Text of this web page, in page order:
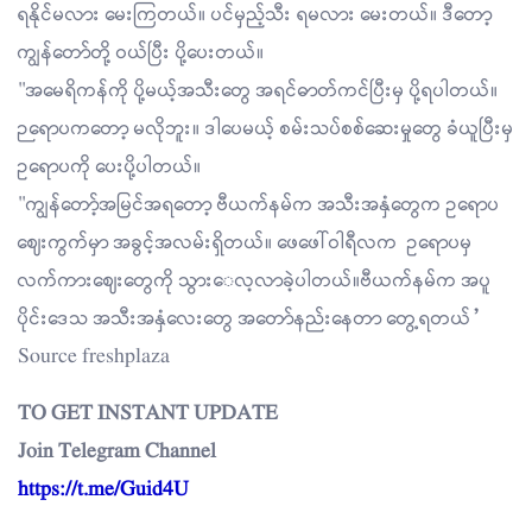
ရနိုင်မလား မေးကြတယ်။ ပင်မှည့်သီး ရမလား မေးတယ်။ ဒီတော့
ကျွန်တော်တို့ ဝယ်ပြီး ပို့ပေးတယ်။
"အမေရိကန်ကို ပို့မယ့်အသီးတွေ အရင်ဓာတ်ကင်ပြီးမှ ပို့ရပါတယ်။
ဉရောပကတော့ မလိုဘူး။ ဒါပေမယ့် စမ်းသပ်စစ်ဆေးမှုတွေ ခံယူပြီးမှ
ဥရောပကို ပေးပို့ပါတယ်။
"ကျွန်တော့်အမြင်အရတော့ ဗီယက်နမ်က အသီးအနှံတွေက ဥရောပ
ဈေးကွက်မှာ အခွင့်အလမ်းရှိတယ်။ ဖေဖေါ်ဝါရီလက ဥရောပမှ
လက်ကားဈေးတွေကို သွား‌ေလ့လာခဲ့ပါတယ်။ဗီယက်နမ်က အပူ
ပိုင်းဒေသ အသီးအနှံလေးတွေ အတော်နည်းနေတာ တွေ့ရတယ်”
Source freshplaza
TO GET INSTANT UPDATE
Join Telegram Channel
https://t.me/Guid4U